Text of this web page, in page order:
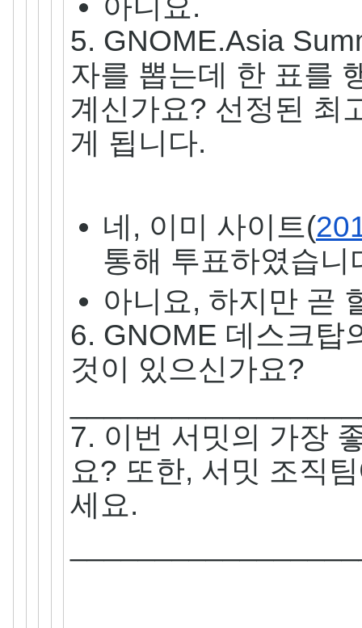
아니요.
5. GNOME.Asia
자를 뽑는데 한 표를
계신가요? 선정된 최
게 됩니다.
네, 이미 사이트(
통해 투표하였습니
아니요, 하지만 곧
6. GNOME 데스크탑
것이 있으신가요?
7. 이번 서밋의 가장
요? 또한, 서밋 조직
세요.